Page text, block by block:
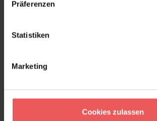
Präferenzen
Statistiken
Marketing
Cookies zulassen